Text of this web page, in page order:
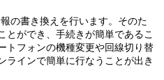
の書き換えを行います。そのた
とができ、手続きが簡単であるこ
トフォンの機種変更や回線切り替
ラインで簡単に行なうことが出き